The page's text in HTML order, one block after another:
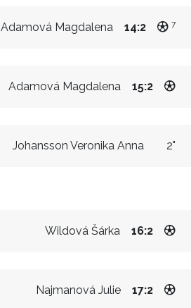
Adamová Magdalena 14:2 7
Adamová Magdalena 15:2
Johansson Veronika Anna 2"
Wildová Šárka 16:2
Najmanová Julie 17:2